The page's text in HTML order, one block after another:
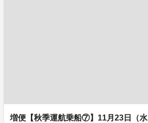
増便【秋季運航乗船⑦】11月23日（